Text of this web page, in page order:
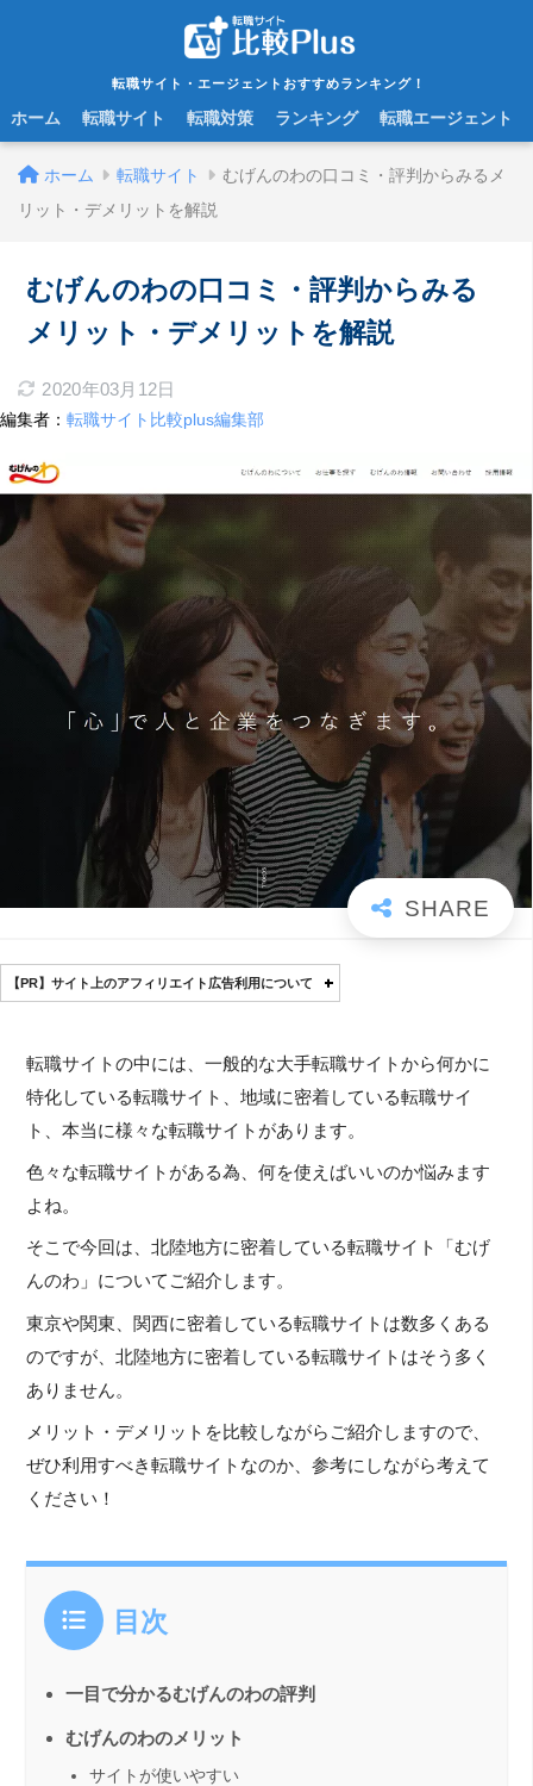
転職サイト・エージェントおすすめランキング！
ホーム 転職サイト 転職対策 ランキング 転職エージェント
ホーム 転職サイト
むげんのわの口コミ・評判からみるメ
リット・デメリットを解説
むげんのわの口コミ・評判からみる
メリット・デメリットを解説
2020年03月12日
編集者： 転職サイト比較plus編集部
【PR】サイト上のアフィリエイト広告利用について
転職サイトの中には、一般的な大手転職サイトから何かに
特化している転職サイト、地域に密着している転職サイ
ト、本当に様々な転職サイトがあります。
色々な転職サイトがある為、何を使えばいいのか悩みます
よね。
そこで今回は、北陸地方に密着している転職サイト「むげ
んのわ」についてご紹介します。
東京や関東、関西に密着している転職サイトは数多くある
のですが、北陸地方に密着している転職サイトはそう多く
ありません。
メリット・デメリットを比較しながらご紹介しますので、
ぜひ利用すべき転職サイトなのか、参考にしながら考えて
ください！
目次
一目で分かるむげんのわの評判
むげんのわのメリット
サイトが使いやすい